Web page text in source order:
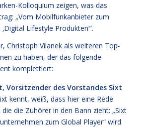
Kolloquium zeigen, was das
„Vom Mobilfunkanbieter zum
Lifestyle Produkten‘“.
Christoph Vilanek als weiteren Top-
zu haben, der das folgende
komplettiert:
Vorsitzender des Vorstandes Sixt
kennt, weiß, dass hier eine Rede
die Zuhörer in den Bann zieht: „Sixt
zum Global Player“ wird